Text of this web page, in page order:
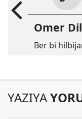
Omer
Ber bi
YAZIYA